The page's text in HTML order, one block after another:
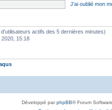
J’ai oublié mon
actifs des 5 dernières minutes)
2020, 15:18
Développé parphpBB® Forum